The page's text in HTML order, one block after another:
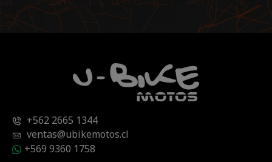
+562 2665 1344
ventas@ubikemotos.cl
+569 9360 1758